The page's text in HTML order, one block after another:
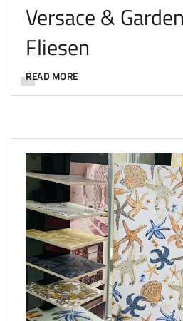
Versace &
Fliesen
READ MORE